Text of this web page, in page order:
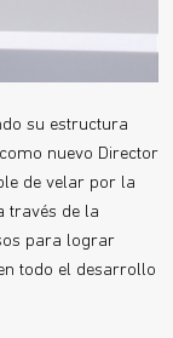
su estructura
nuevo Director
de velar por la
través de la
para lograr
todo el desarrollo